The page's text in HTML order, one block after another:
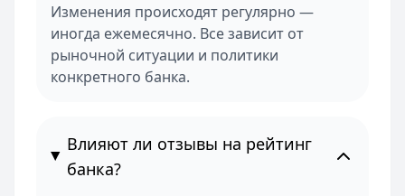
Изменения происходят регулярно —
иногда ежемесячно. Все зависит от
рыночной ситуации и политики
конкретного банка.
Влияют ли отзывы на рейтинг
банка?